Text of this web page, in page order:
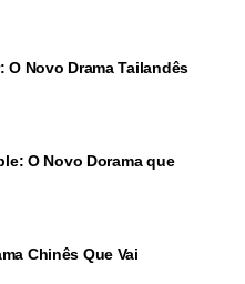
O Novo Drama Tailandês
O Novo Dorama que
Chinês Que Vai